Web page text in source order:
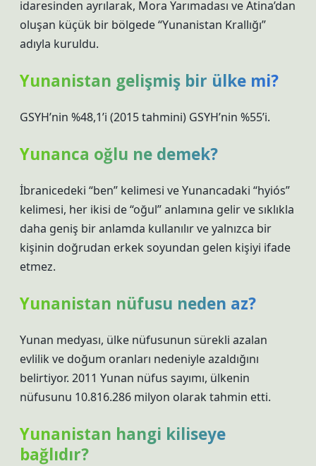
idaresinden ayrılarak, Mora Yarımadası ve Atina’dan
oluşan küçük bir bölgede “Yunanistan Krallığı”
adıyla kuruldu.
Yunanistan gelişmiş bir ülke mi?
GSYH’nin %48,1’i (2015 tahmini) GSYH’nin %55’i.
Yunanca oğlu ne demek?
İbranicedeki “ben” kelimesi ve Yunancadaki “hyiós”
kelimesi, her ikisi de “oğul” anlamına gelir ve sıklıkla
daha geniş bir anlamda kullanılır ve yalnızca bir
kişinin doğrudan erkek soyundan gelen kişiyi ifade
etmez.
Yunanistan nüfusu neden az?
Yunan medyası, ülke nüfusunun sürekli azalan
evlilik ve doğum oranları nedeniyle azaldığını
belirtiyor. 2011 Yunan nüfus sayımı, ülkenin
nüfusunu 10.816.286 milyon olarak tahmin etti.
Yunanistan hangi kiliseye
bağlıdır?